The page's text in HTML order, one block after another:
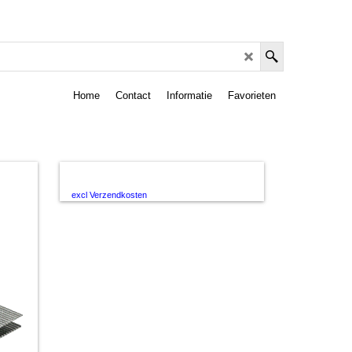
Home Contact Informatie Favorieten
excl Verzendkosten